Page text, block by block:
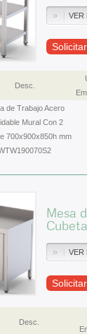
VER
Desc.
de Trabajo Acero
Mural Con 2
700x900x850h mm
Mesa
VER
Desc.